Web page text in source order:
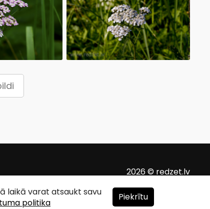
2026 © redzet.lv
laikā varat atsaukt savu
politika
Piekrītu